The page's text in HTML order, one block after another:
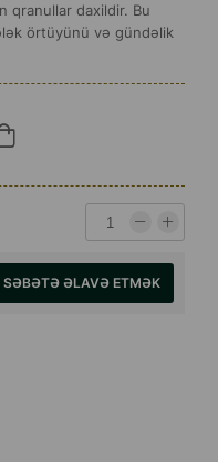
qranullar daxildir. Bu
örtüyünü və gündəlik
SƏBƏTƏ ƏLAVƏ ETMƏK